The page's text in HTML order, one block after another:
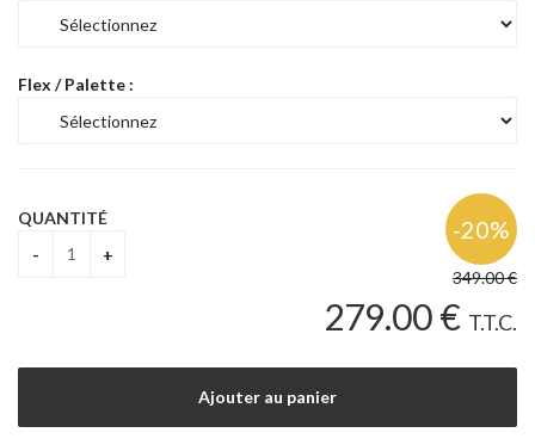
Flex / Palette :
349.00€
279.00€ T.T.C.
QUANTITÉ